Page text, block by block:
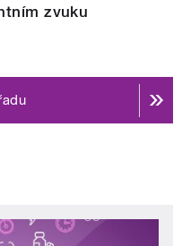
zvuku